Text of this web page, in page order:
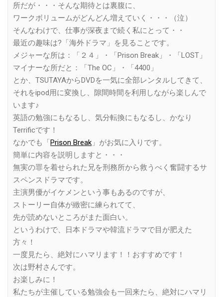
所だが・・・そんな期待とは裏腹に、
ワークボリュームがどんどん増えていく・・・（泣）
そんなわけで、仕事が深夜まで続く私にとって・・
最近の趣味は?「海外ドラマ」を見ることです。
メジャーな所は：「２４」・「Prison Break」・「LOST」
マイナーな所だと：「The OC」・「4400」
とか、TSUTAYAからDVDを一気に全部レンタルしてきて、
それをipod用に変換し、隙間時間を利用しながら楽しんで
います♪
英語の勉強にもなるし、気分転換にもなるし、かなり
Terrificです！
なかでも「Prison Break 」がお気に入りです。
簡単に内容を説明しますと・・・
無実の罪を着せられた兄を刑務所から救うべく奮闘するサ
スペンスドラマです。
主演男優がイケメンという事もあるのですが、
ストーリー自体が緻密に練られてて、
先が読めないところがまた面白い。
というわけで、日本ドラマや韓流ドラマで目が肥えた
方々！
一度見たら、絶対にハマリます！！おすすめです！
次は野村さんです。
お楽しみに！
私たちが主催している勉強会も一回来たら、絶対にハマリ